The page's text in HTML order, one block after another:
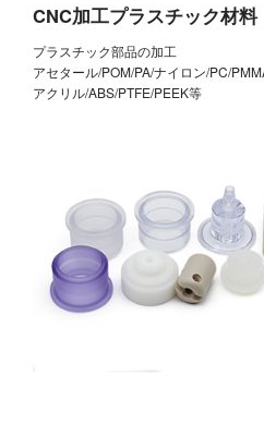
CNC加工プラスチック材料
プラスチック部品の加工
アセタール/POM/PA/ナイロン/PC/
アクリル/ABS/PTFE/PEEK等